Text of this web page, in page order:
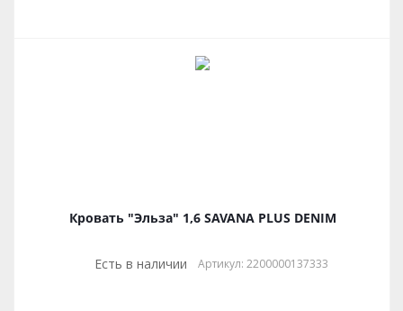
Кровать "Эльза" 1,6 SAVANA PLUS DENIM
Есть в наличии Артикул: 2200000137333